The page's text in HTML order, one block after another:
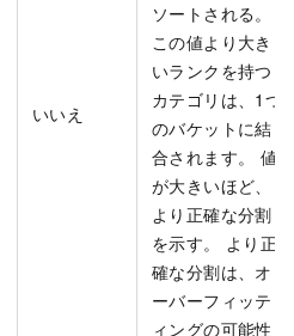
いいえ
ソートされる。
この値より大き
いランクを持つ
カテゴリは、1つ
のバケットに結
合されます。 値
が大きいほど、
より正確な分割
を示す。 より正
確な分割は、オ
ーバーフィッテ
ィングの可能性